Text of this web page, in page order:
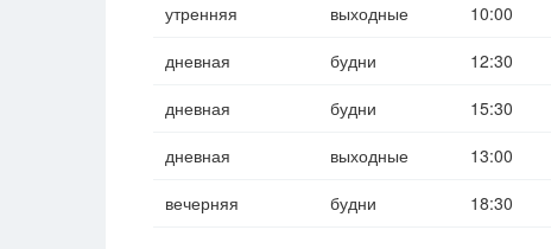
утренняя
выходные 10:00
дневная
будни 12:30
дневная
будни 15:30
дневная
выходные 13:00
вечерняя
будни 18:30